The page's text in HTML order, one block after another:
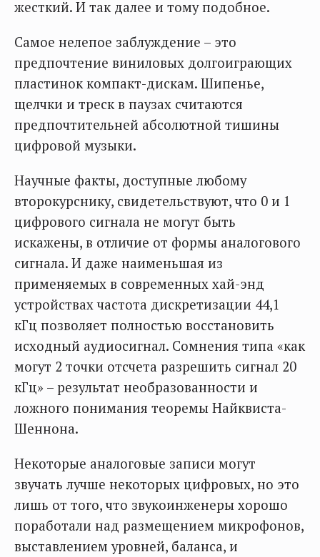
жесткий. И так далее и тому подобное.
Самое нелепое заблуждение – это
предпочтение виниловых долгоиграющих
пластинок компакт-дискам. Шипенье,
щелчки и треск в паузах считаются
предпочтительней абсолютной тишины
цифровой музыки.
Научные факты, доступные любому
второкурснику, свидетельствуют, что 0 и 1
цифрового сигнала не могут быть
искажены, в отличие от формы аналогового
сигнала. И даже наименьшая из
применяемых в современных хай-энд
устройствах частота дискретизации 44,1
кГц позволяет полностью восстановить
исходный аудиосигнал. Сомнения типа «как
могут 2 точки отсчета разрешить сигнал 20
кГц» – результат необразованности и
ложного понимания теоремы Найквиста-
Шеннона.
Некоторые аналоговые записи могут
звучать лучше некоторых цифровых, но это
лишь от того, что звукоинженеры хорошо
поработали над размещением микрофонов,
выставлением уровней, баланса, и